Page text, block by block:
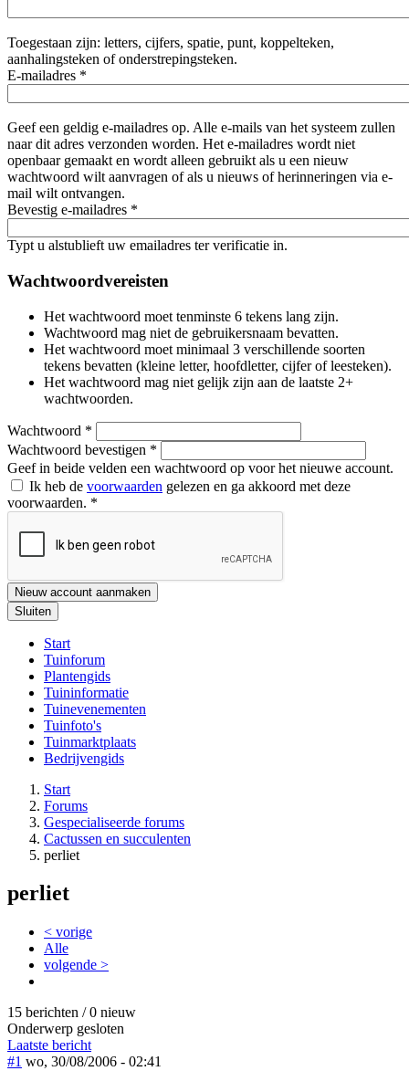
Toegestaan zijn: letters, cijfers, spatie, punt, koppelteken,
aanhalingsteken of onderstrepingsteken.
E-mailadres *
Geef een geldig e-mailadres op. Alle e-mails van het systeem zullen
naar dit adres verzonden worden. Het e-mailadres wordt niet
openbaar gemaakt en wordt alleen gebruikt als u een nieuw
wachtwoord wilt aanvragen of als u nieuws of herinneringen via e-
mail wilt ontvangen.
Bevestig e-mailadres *
Typt u alstublieft uw emailadres ter verificatie in.
Wachtwoordvereisten
Het wachtwoord moet tenminste 6 tekens lang zijn.
Wachtwoord mag niet de gebruikersnaam bevatten.
Het wachtwoord moet minimaal 3 verschillende soorten
tekens bevatten (kleine letter, hoofdletter, cijfer of leesteken).
Het wachtwoord mag niet gelijk zijn aan de laatste 2+
wachtwoorden.
Wachtwoord *
Wachtwoord bevestigen *
Geef in beide velden een wachtwoord op voor het nieuwe account.
Ik heb de voorwaarden gelezen en ga akkoord met deze
voorwaarden. *
Nieuw account aanmaken
Sluiten
Start
Tuinforum
Plantengids
Tuininformatie
Tuinevenementen
Tuinfoto's
Tuinmarktplaats
Bedrijvengids
Start
Forums
Gespecialiseerde forums
Cactussen en succulenten
perliet
perliet
< vorige
Alle
volgende >
15 berichten / 0 nieuw
Onderwerp gesloten
Laatste bericht
#1 wo, 30/08/2006 - 02:41